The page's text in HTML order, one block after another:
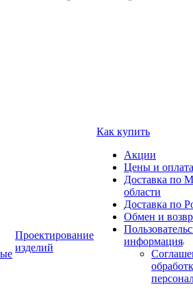
Проектирование
изделий
Как купить
Акции
Цены и оплата
Доставка по
области
Доставка по
Обмен и
информация